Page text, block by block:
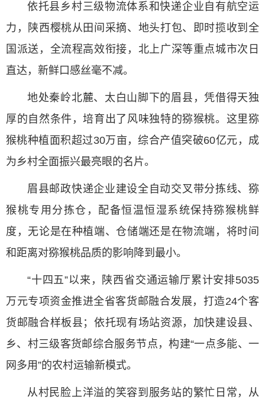
依托县乡村三级物流体系和快递企业自有航空运
力，陕西樱桃从田间采摘、地头打包、即时揽收到全
国派送，全流程高效衔接，北上广深等重点城市次日
直达，新鲜口感丝毫不减。
地处秦岭北麓、太白山脚下的眉县，凭借得天独
厚的自然条件，培育出了风味独特的猕猴桃。这里猕
猴桃种植面积超过30万亩，综合产值突破60亿元，成
为乡村全面振兴最亮眼的名片。
眉县邮政快递企业建设全自动交叉带分拣线、猕
猴桃专用分拣仓，配备恒温恒湿系统保持猕猴桃鲜
度，无论是在种植端、仓储端还是在物流端，将时间
和距离对猕猴桃品质的影响降到最小。
“十四五”以来，陕西省交通运输厅累计安排5035
万元专项资金推进全省客货邮融合发展，打造24个客
货邮融合样板县；依托现有场站资源，加快建设县、
乡、村三级客货邮综合服务节点，构建“一点多能、一
网多用”的农村运输新模式。
从村民脸上洋溢的笑容到服务站的繁忙日常，从